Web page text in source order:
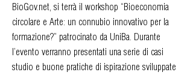
BioGov.net, si terrà il workshop “Bioeconomia
circolare e Arte: un connubio innovativo per la
formazione?” patrocinato da UniBa. Durante
l’evento verranno presentati una serie di casi
studio e buone pratiche di ispirazione sviluppate